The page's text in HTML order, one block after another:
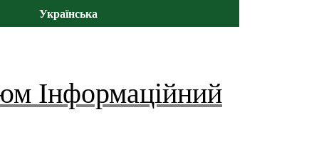
Українська
Інформаційний